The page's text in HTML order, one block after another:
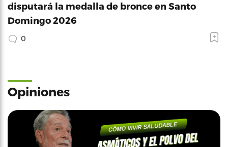
disputará la medalla de bronce en Santo
Domingo 2026
0
Opiniones